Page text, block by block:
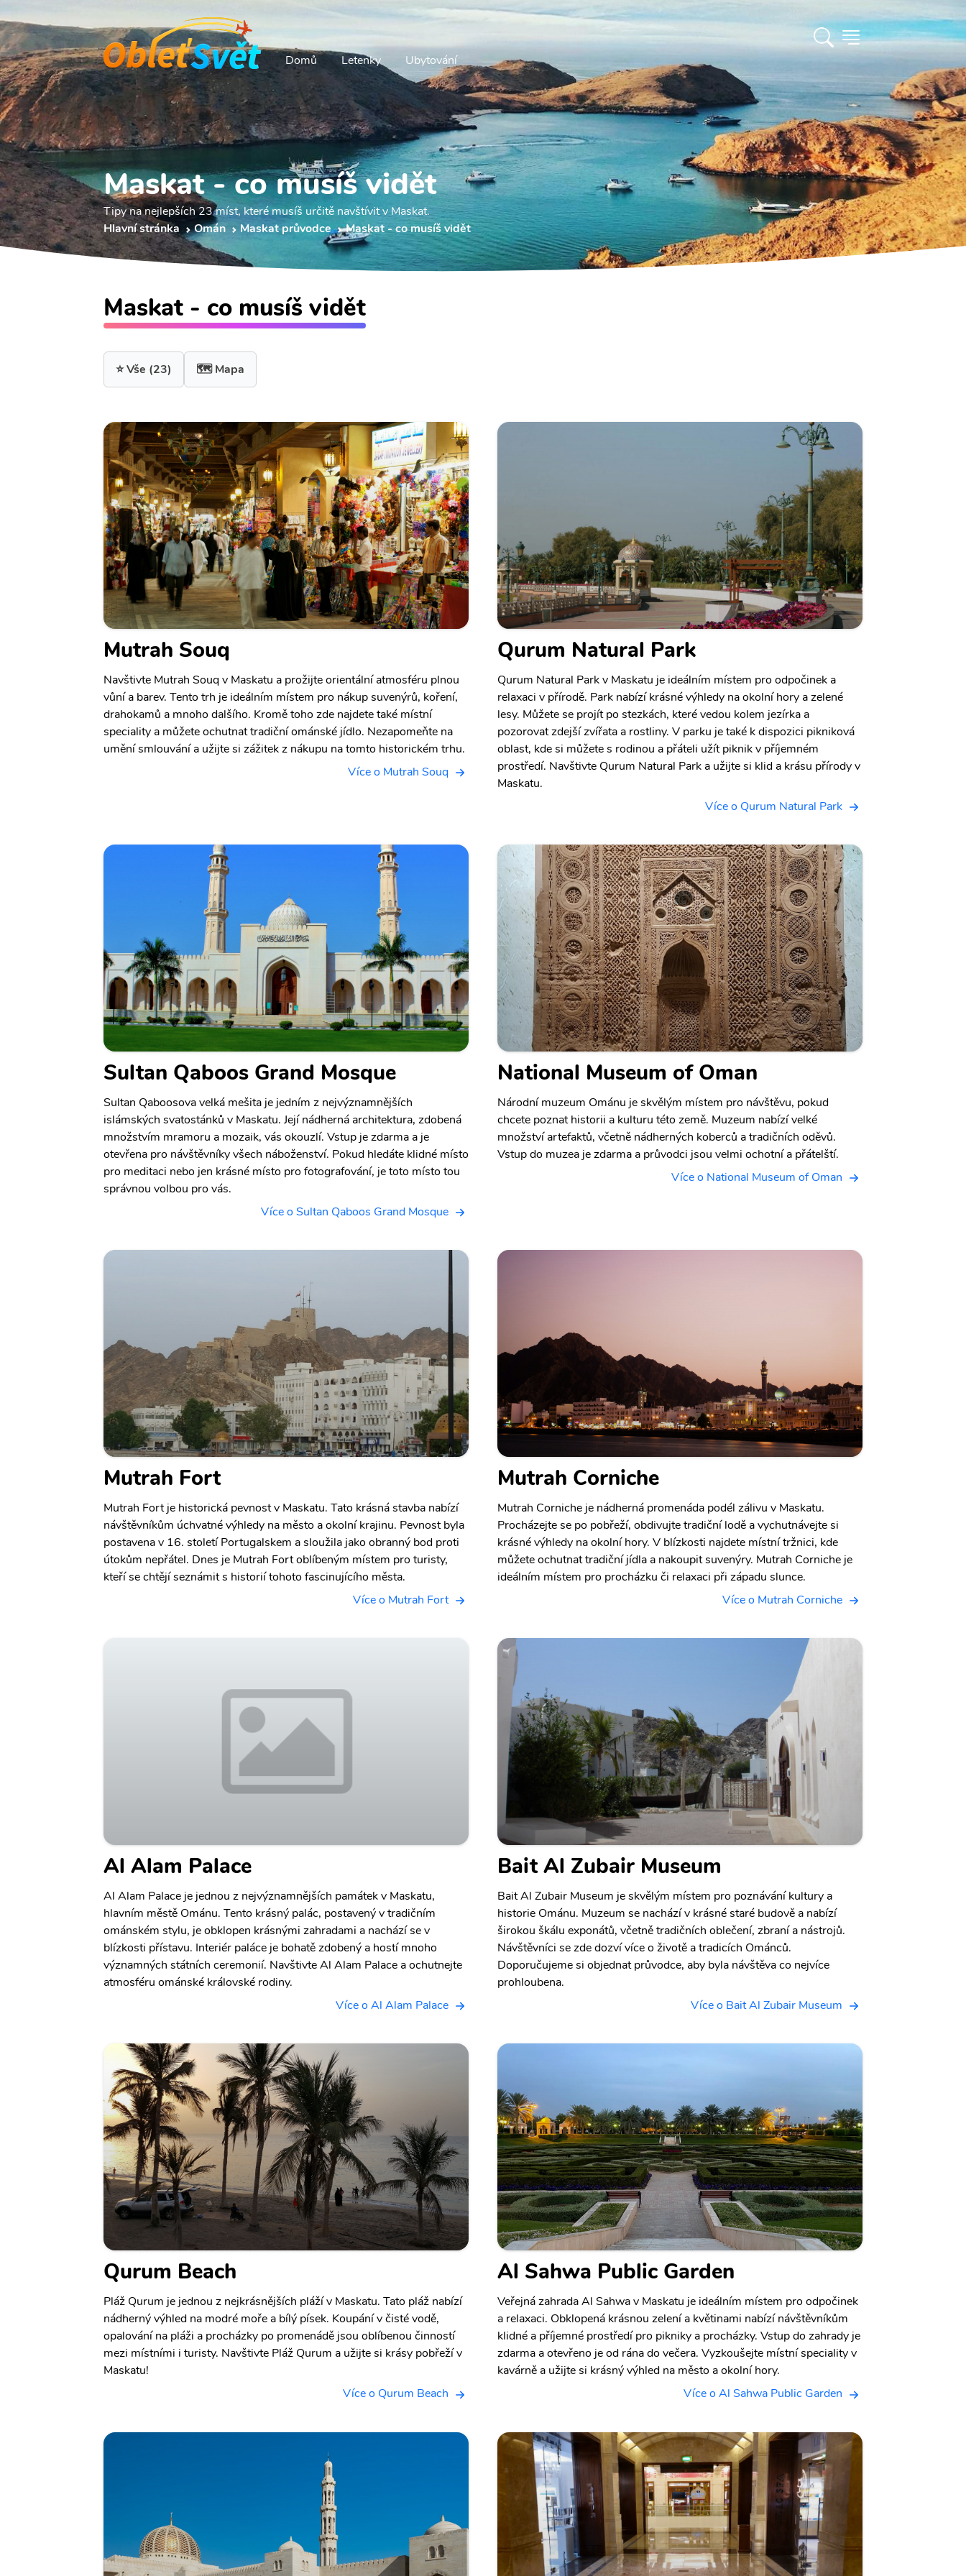
Domů Letenky Ubytování
Maskat - co musíš vidět
Tipy na nejlepších 23 míst, které musíš určitě navštívit v Maskat.
Hlavní stránka
Omán Maskat průvodce Maskat - co musíš vidět
Maskat - co musíš vidět
⭐ Vše (23) 🗺️ Mapa
Mutrah Souq
Navštivte Mutrah Souq v Maskatu a prožijte orientální atmosféru plnou
vůní a barev. Tento trh je ideálním místem pro nákup suvenýrů, koření,
drahokamů a mnoho dalšího. Kromě toho zde najdete také místní
speciality a můžete ochutnat tradiční ománské jídlo. Nezapomeňte na
umění smlouvání a užijte si zážitek z nákupu na tomto historickém trhu.
Více o Mutrah Souq
Qurum Natural Park
Qurum Natural Park v Maskatu je ideálním místem pro odpočinek a
relaxaci v přírodě. Park nabízí krásné výhledy na okolní hory a zelené
lesy. Můžete se projít po stezkách, které vedou kolem jezírka a
pozorovat zdejší zvířata a rostliny. V parku je také k dispozici pikniková
oblast, kde si můžete s rodinou a přáteli užít piknik v příjemném
prostředí. Navštivte Qurum Natural Park a užijte si klid a krásu přírody v
Maskatu.
Více o Qurum Natural Park
Sultan Qaboos Grand Mosque
Sultan Qaboosova velká mešita je jedním z nejvýznamnějších
islámských svatostánků v Maskatu. Její nádherná architektura, zdobená
množstvím mramoru a mozaik, vás okouzlí. Vstup je zdarma a je
otevřena pro návštěvníky všech náboženství. Pokud hledáte klidné místo
pro meditaci nebo jen krásné místo pro fotografování, je toto místo tou
správnou volbou pro vás.
Více o Sultan Qaboos Grand Mosque
National Museum of Oman
Národní muzeum Ománu je skvělým místem pro návštěvu, pokud
chcete poznat historii a kulturu této země. Muzeum nabízí velké
množství artefaktů, včetně nádherných koberců a tradičních oděvů.
Vstup do muzea je zdarma a průvodci jsou velmi ochotní a přátelští.
Více o National Museum of Oman
Mutrah Fort
Mutrah Fort je historická pevnost v Maskatu. Tato krásná stavba nabízí
návštěvníkům úchvatné výhledy na město a okolní krajinu. Pevnost byla
postavena v 16. století Portugalskem a sloužila jako obranný bod proti
útokům nepřátel. Dnes je Mutrah Fort oblíbeným místem pro turisty,
kteří se chtějí seznámit s historií tohoto fascinujícího města.
Více o Mutrah Fort
Mutrah Corniche
Mutrah Corniche je nádherná promenáda podél zálivu v Maskatu.
Procházejte se po pobřeží, obdivujte tradiční lodě a vychutnávejte si
krásné výhledy na okolní hory. V blízkosti najdete místní tržnici, kde
můžete ochutnat tradiční jídla a nakoupit suvenýry. Mutrah Corniche je
ideálním místem pro procházku či relaxaci při západu slunce.
Více o Mutrah Corniche
Al Alam Palace
Al Alam Palace je jednou z nejvýznamnějších památek v Maskatu,
hlavním městě Ománu. Tento krásný palác, postavený v tradičním
ománském stylu, je obklopen krásnými zahradami a nachází se v
blízkosti přístavu. Interiér paláce je bohatě zdobený a hostí mnoho
významných státních ceremonií. Navštivte Al Alam Palace a ochutnejte
atmosféru ománské královské rodiny.
Více o Al Alam Palace
Bait Al Zubair Museum
Bait Al Zubair Museum je skvělým místem pro poznávání kultury a
historie Ománu. Muzeum se nachází v krásné staré budově a nabízí
širokou škálu exponátů, včetně tradičních oblečení, zbraní a nástrojů.
Návštěvníci se zde dozví více o životě a tradicích Ománců.
Doporučujeme si objednat průvodce, aby byla návštěva co nejvíce
prohloubena.
Více o Bait Al Zubair Museum
Qurum Beach
Pláž Qurum je jednou z nejkrásnějších pláží v Maskatu. Tato pláž nabízí
nádherný výhled na modré moře a bílý písek. Koupání v čisté vodě,
opalování na pláži a procházky po promenádě jsou oblíbenou činností
mezi místními i turisty. Navštivte Pláž Qurum a užijte si krásy pobřeží v
Maskatu!
Více o Qurum Beach
Al Sahwa Public Garden
Veřejná zahrada Al Sahwa v Maskatu je ideálním místem pro odpočinek
a relaxaci. Obklopená krásnou zelení a květinami nabízí návštěvníkům
klidné a příjemné prostředí pro pikniky a procházky. Vstup do zahrady je
zdarma a otevřeno je od rána do večera. Vyzkoušejte místní speciality v
kavárně a užijte si krásný výhled na město a okolní hory.
Více o Al Sahwa Public Garden